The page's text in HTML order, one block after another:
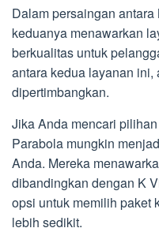
Dalam persaingan
keduanya menawarkan
berkualitas untuk
antara kedua layanan ini,
dipertimbangkan.
Jika Anda mencari
Parabola mungkin
Anda. Mereka
dibandingkan dengan K
opsi untuk memilih paket
lebih sedikit.